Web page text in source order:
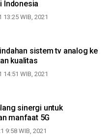
telekomunikasi Indonesia
WIB, 2021
sistem tv analog ke
kualitas
14:51 WIB, 2021
sinergi untuk
memaksimalkan manfaat 5G
9:58 WIB, 2021